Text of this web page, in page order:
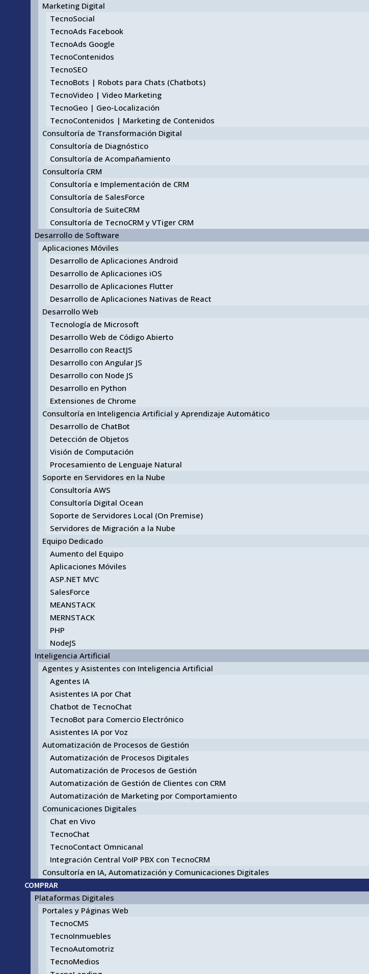
Marketing Digital
TecnoSocial
TecnoAds Facebook
TecnoAds Google
TecnoContenidos
TecnoSEO
TecnoBots | Robots para Chats (Chatbots)
TecnoVideo | Video Marketing
TecnoGeo | Geo-Localización
TecnoContenidos | Marketing de Contenidos
Consultoría de Transformación Digital
Consultoría de Diagnóstico
Consultoría de Acompañamiento
Consultoría CRM
Consultoría e Implementación de CRM
Consultoría de SalesForce
Consultoría de SuiteCRM
Consultoría de TecnoCRM y VTiger CRM
Desarrollo de Software
Aplicaciones Móviles
Desarrollo de Aplicaciones Android
Desarrollo de Aplicaciones iOS
Desarrollo de Aplicaciones Flutter
Desarrollo de Aplicaciones Nativas de React
Desarrollo Web
Tecnología de Microsoft
Desarrollo Web de Código Abierto
Desarrollo con ReactJS
Desarrollo con Angular JS
Desarrollo con Node JS
Desarrollo en Python
Extensiones de Chrome
Consultoría en Inteligencia Artificial y Aprendizaje Automático
Desarrollo de ChatBot
Detección de Objetos
Visión de Computación
Procesamiento de Lenguaje Natural
Soporte en Servidores en la Nube
Consultoría AWS
Consultoría Digital Ocean
Soporte de Servidores Local (On Premise)
Servidores de Migración a la Nube
Equipo Dedicado
Aumento del Equipo
Aplicaciones Móviles
ASP.NET MVC
SalesForce
MEANSTACK
MERNSTACK
PHP
NodeJS
Inteligencia Artificial
Agentes y Asistentes con Inteligencia Artificial
Agentes IA
Asistentes IA por Chat
Chatbot de TecnoChat
TecnoBot para Comercio Electrónico
Asistentes IA por Voz
Automatización de Procesos de Gestión
Automatización de Procesos Digitales
Automatización de Procesos de Gestión
Automatización de Gestión de Clientes con CRM
Automatización de Marketing por Comportamiento
Comunicaciones Digitales
Chat en Vivo
TecnoChat
TecnoContact Omnicanal
Integración Central VoIP PBX con TecnoCRM
Consultoría en IA, Automatización y Comunicaciones Digitales
COMPRAR
Plataformas Digitales
Portales y Páginas Web
TecnoCMS
TecnoInmuebles
TecnoAutomotriz
TecnoMedios